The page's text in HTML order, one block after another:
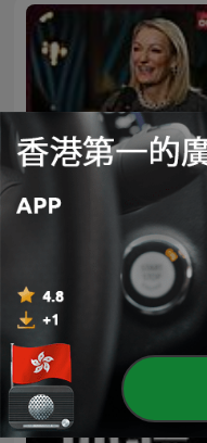
DIE GRUABERIN